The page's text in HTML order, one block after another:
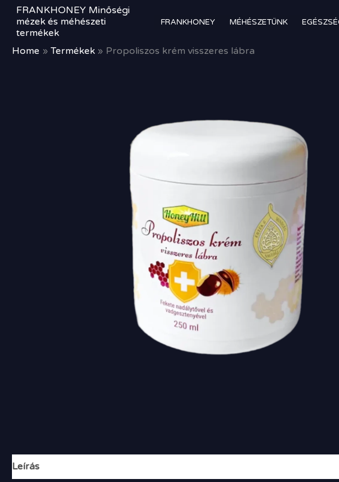
Skip
content
FRANKHONEY Minőségi
mézek és méhészeti
termékek
FRANKHONEY MÉHÉSZETÜNK
Home Termékek Propoliszos krém visszeres lábra
Leírás